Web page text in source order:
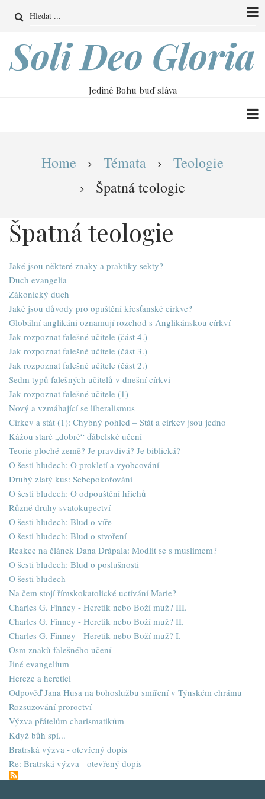
obsahu
Search
Soli Deo Gloria
Jedině Bohu buď sláva
Drobečková
navigace
Home Témata
Teologie
Špatná teologie
Špatná teologie
Jaké jsou některé znaky a praktiky sekty?
Duch evangelia
Zákonický duch
Jaké jsou důvody pro opuštění křesťanské církve?
Globální anglikáni oznamují rozchod s Anglikánskou církví
Jak rozpoznat falešné učitele (část 4.)
Jak rozpoznat falešné učitele (část 3.)
Jak rozpoznat falešné učitele (část 2.)
Sedm typů falešných učitelů v dnešní církvi
Jak rozpoznat falešné učitele (1)
Nový a vzmáhající se liberalismus
Církev a stát (1): Chybný pohled – Stát a církev jsou jedno
Kážou staré „dobré“ ďábelské učení
Teorie ploché země? Je pravdivá? Je biblická?
O šesti bludech: O prokletí a vyobcování
Druhý zlatý kus: Sebepokořování
O šesti bludech: O odpouštění hříchů
Různé druhy svatokupectví
O šesti bludech: Blud o víře
O šesti bludech: Blud o stvoření
Reakce na článek Dana Drápala: Modlit se s muslimem?
O šesti bludech: Blud o poslušnosti
O šesti bludech
Na čem stojí římskokatolické uctívání Marie?
Charles G. Finney - Heretik nebo Boží muž? III.
Charles G. Finney - Heretik nebo Boží muž? II.
Charles G. Finney - Heretik nebo Boží muž? I.
Osm znaků falešného učení
Jiné evangelium
Hereze a heretici
Odpověď Jana Husa na bohoslužbu smíření v Týnském chrámu
Rozsuzování proroctví
Výzva přátelům charismatikům
Když bůh spí...
Bratrská výzva - otevřený dopis
Re: Bratrská výzva - otevřený dopis